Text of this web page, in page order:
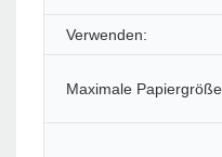
Verwenden:
Maximale